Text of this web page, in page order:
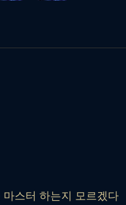
스터 하는지 모르겠다